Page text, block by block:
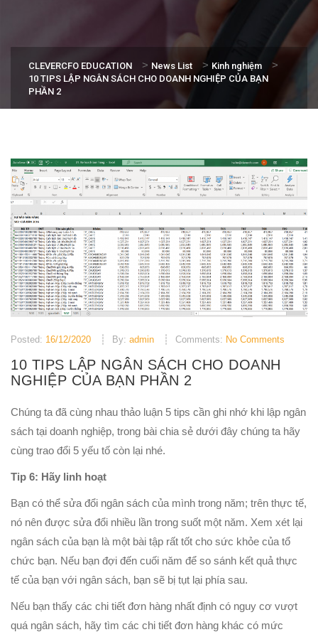
CLEVERCFO EDUCATION > News List > Kinh nghiệm >
10 TIPS LẬP NGÂN SÁCH CHO DOANH NGHIỆP CỦA BẠN
PHẦN 2
Posted: 16/12/2020 By: admin Comments: No Comments
10 TIPS LẬP NGÂN SÁCH CHO DOANH
NGHIỆP CỦA BẠN PHẦN 2
Chúng ta đã cùng nhau thảo luận 5 tips cần ghi nhớ khi lập ngân
sách tại doanh nghiệp, trong bài chia sẻ dưới đây chúng ta hãy
cùng trao đổi 5 yếu tố còn lại nhé.
Tip 6: Hãy linh hoạt
Bạn có thể sửa đổi ngân sách của mình trong năm; trên thực tế,
nó nên được sửa đổi nhiều lần trong suốt một năm. Xem xét lại
ngân sách của bạn là một bài tập rất tốt cho sức khỏe của tổ
chức bạn. Nếu bạn đợi đến cuối năm để so sánh kết quả thực
tế của bạn với ngân sách, bạn sẽ bị tụt lại phía sau.
Nếu bạn thấy các chi tiết đơn hàng nhất định có nguy cơ vượt
quá ngân sách, hãy tìm các chi tiết đơn hàng khác có mức